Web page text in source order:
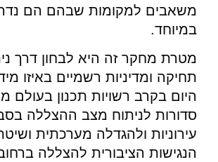
משאבים למקומות שבהם הם
במיוחד.
מטרת מחקר זה היא לבחון דרך
תחיקה ומדיניות רשמיים באיזו
היום בקרב רשויות תכנון בעולם
סדורות לניתוח מצב ההצללה
עירוניות ולהגדלה מערכתית
הנגישות הציבורית להצללה